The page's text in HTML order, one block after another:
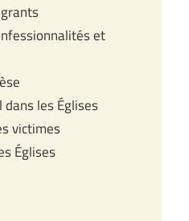
et
les Églises
victimes
Églises